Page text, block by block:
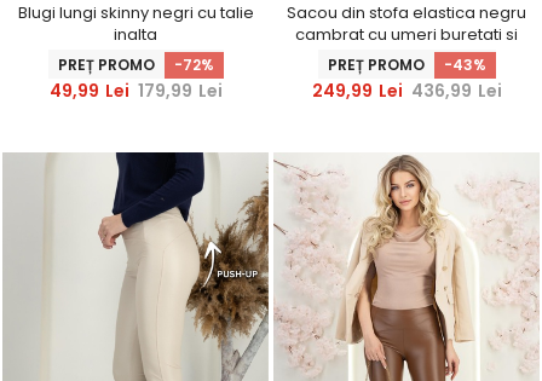
Blugi lungi skinny negri cu talie
inalta
PREȚ PROMO -72%
49,99 Lei 179,99 Lei
Sacou din stofa elastica negru
cambrat cu umeri buretati si
brosa maxi florala
PREȚ PROMO -43%
249,99 Lei 436,99 Lei